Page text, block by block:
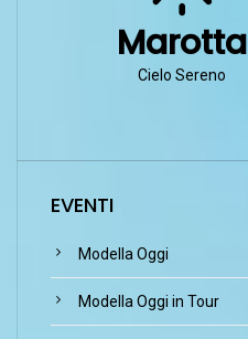
Marotta
Cielo Sereno
EVENTI
Modella Oggi
Modella Oggi in Tour